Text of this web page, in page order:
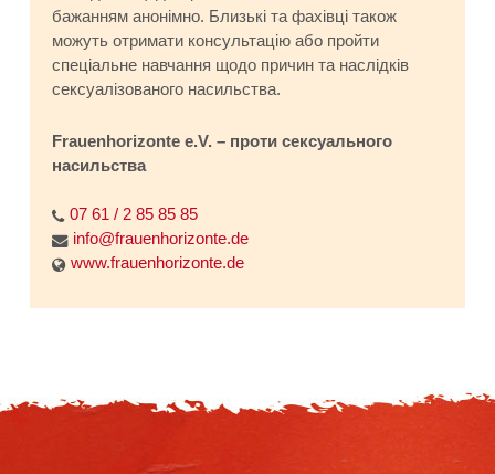
бажанням анонімно. Близькі та фахівці також
можуть отримати консультацію або пройти
спеціальне навчання щодо причин та наслідків
сексуалізованого насильства.
Frauenhorizonte e.V. – проти сексуального
насильства
07 61 / 2 85 85 85
info@frauenhorizonte.de
www.frauenhorizonte.de